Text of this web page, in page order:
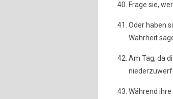
Frage sie,
Oder haben
Wahrheit
Am Tag, da
Während